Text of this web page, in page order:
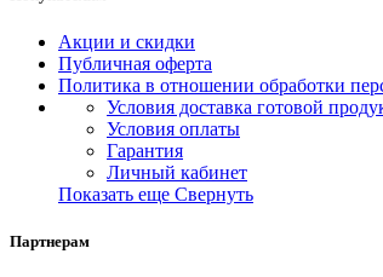
Акции и скидки
Публичная оферта
Политика в отношении обработки
Условия доставка готовой
Условия оплаты
Гарантия
Личный кабинет
Показать еще Свернуть
Партнерам